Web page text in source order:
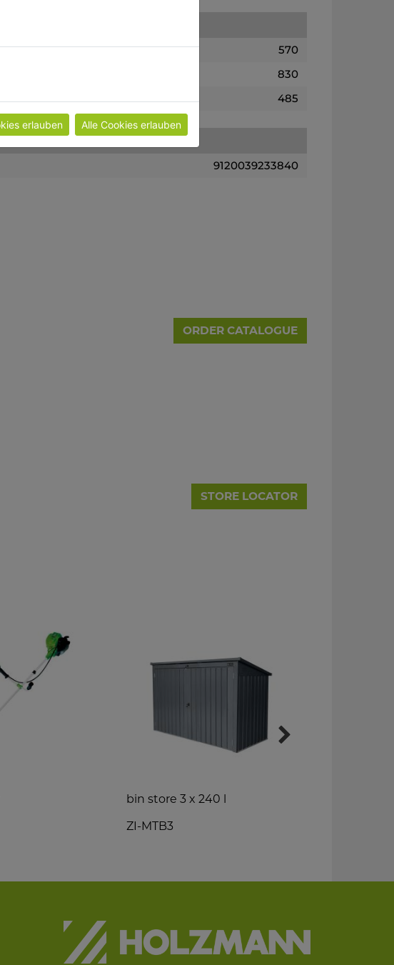
570
830
485
9120039233840
ORDER CATALOGUE
STORE LOCATOR
bin store 3 x 240 l
ZI-MTB3
erlauben Alle Cookies erlauben